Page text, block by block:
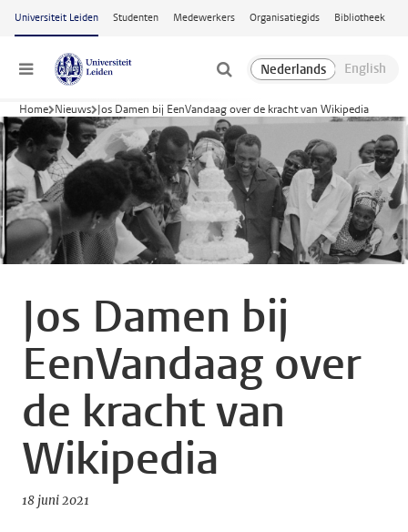
Ga naar hoofdinhoud
Universiteit Leiden Studenten Medewerkers Organisatiegids Bibliotheek
Menu
Home Nieuws Jos Damen bij EenVandaag over de kracht van Wikipedia
Jos Damen bij
EenVandaag over
de kracht van
Wikipedia
18 juni 2021